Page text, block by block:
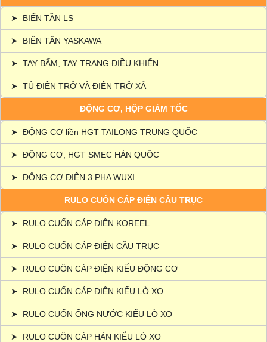
➤ BIẾN TẦN LS
➤ BIẾN TẦN YASKAWA
➤ TAY BẤM, TAY TRANG ĐIỀU KHIỂN
➤ TỦ ĐIỆN TRỞ VÀ ĐIỆN TRỞ XẢ
ĐỘNG CƠ, HỘP GIẢM TỐC
➤ ĐỘNG CƠ liền HGT TAILONG TRUNG QUỐC
➤ ĐỘNG CƠ, HGT SMEC HÀN QUỐC
➤ ĐỘNG CƠ ĐIỆN 3 PHA WUXI
RULO CUỐN CÁP ĐIỆN CẦU TRỤC
➤ RULO CUỐN CÁP ĐIỆN KOREEL
➤ RULO CUỐN CÁP ĐIỆN CẦU TRỤC
➤ RULO CUỐN CÁP ĐIỆN KIỂU ĐỘNG CƠ
➤ RULO CUỐN CÁP ĐIỆN KIỂU LÒ XO
➤ RULO CUỐN ỐNG NƯỚC KIỂU LÒ XO
➤ RULO CUỐN CÁP HÀN KIỂU LÒ XO